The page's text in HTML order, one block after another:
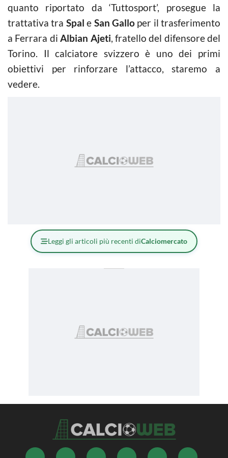
quanto riportato da ‘Tuttosport’, prosegue la
trattativa tra Spale San Gallo per il trasferimento
a Ferrara diAlbian Ajeti, fratello del difensore del
Torino. Il calciatore svizzero è uno dei primi
obiettivi per rinforzare l’attacco, staremo a
vedere.
Leggi gli articoli più recenti diCalciomercato